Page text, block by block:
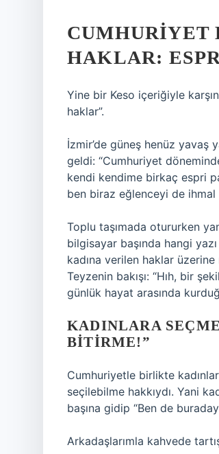
CUMHURIYET
HAKLAR:
Yine bir Keso içeriğiyle
haklar”.
İzmir’de güneş henüz yavaş
geldi: “Cumhuriyet
kendi kendime birkaç espri
ben biraz eğlenceyi de ihmal
Toplu taşımada otururken
bilgisayar başında hangi
kadına verilen haklar üzerine
Teyzenin bakışı: “Hıh, bir
günlük hayat arasında
KADINLARA
BITIRME!”
Cumhuriyetle birlikte
seçilebilme hakkıydı. Yani
başına gidip “Ben de
Arkadaşlarımla kahvede